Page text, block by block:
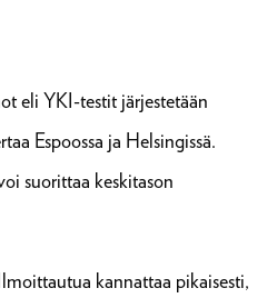
eli YKI-testit järjestetään
Espoossa ja Helsingissä.
suorittaa keskitason
kannattaa pikaisesti,